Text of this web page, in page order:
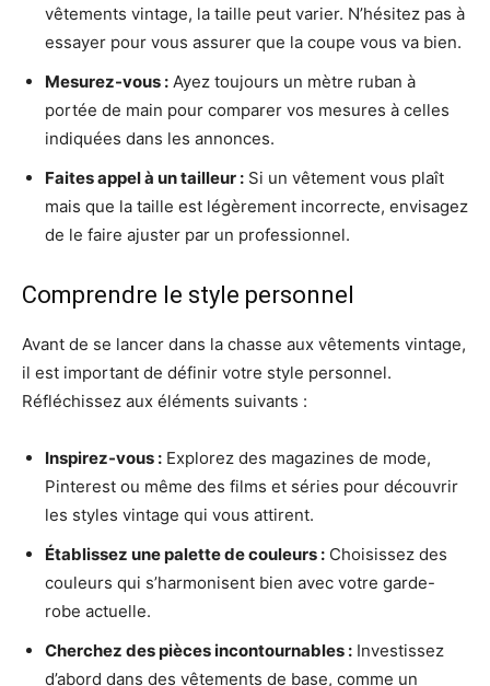
vêtements vintage, la taille peut varier. N’hésitez pas à
essayer pour vous assurer que la coupe vous va bien.
Mesurez-vous : Ayez toujours un mètre ruban à
portée de main pour comparer vos mesures à celles
indiquées dans les annonces.
Faites appel à un tailleur : Si un vêtement vous plaît
mais que la taille est légèrement incorrecte, envisagez
de le faire ajuster par un professionnel.
Comprendre le style personnel
Avant de se lancer dans la chasse aux vêtements vintage,
il est important de définir votre style personnel.
Réfléchissez aux éléments suivants :
Inspirez-vous : Explorez des magazines de mode,
Pinterest ou même des films et séries pour découvrir
les styles vintage qui vous attirent.
Établissez une palette de couleurs : Choisissez des
couleurs qui s’harmonisent bien avec votre garde-
robe actuelle.
Cherchez des pièces incontournables : Investissez
d’abord dans des vêtements de base, comme un